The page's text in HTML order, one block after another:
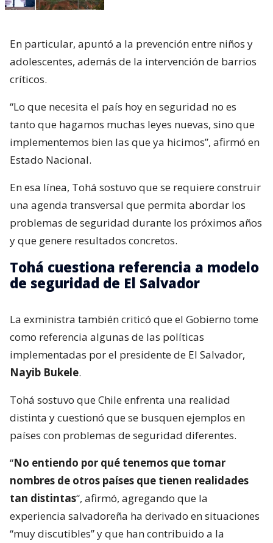
En particular, apuntó a la prevención entre niños y
adolescentes, además de la intervención de barrios
críticos.
“Lo que necesita el país hoy en seguridad no es
tanto que hagamos muchas leyes nuevas, sino que
implementemos bien las que ya hicimos”, afirmó en
Estado Nacional.
En esa línea, Tohá sostuvo que se requiere construir
una agenda transversal que permita abordar los
problemas de seguridad durante los próximos años
y que genere resultados concretos.
Tohá cuestiona referencia a modelo
de seguridad de El Salvador
La exministra también criticó que el Gobierno tome
como referencia algunas de las políticas
implementadas por el presidente de El Salvador,
Nayib Bukele.
Tohá sostuvo que Chile enfrenta una realidad
distinta y cuestionó que se busquen ejemplos en
países con problemas de seguridad diferentes.
“No entiendo por qué tenemos que tomar
nombres de otros países que tienen realidades
tan distintas“, afirmó, agregando que la
experiencia salvadoreña ha derivado en situaciones
“muy discutibles” y que han contribuido a la